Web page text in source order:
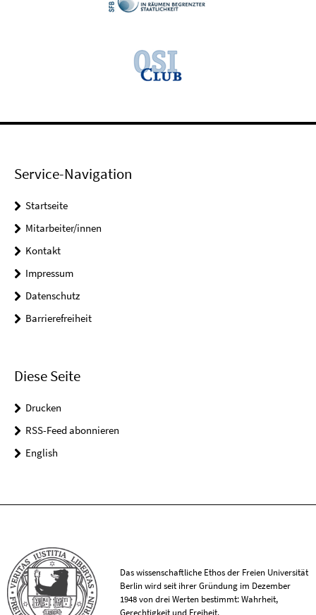
Service-Navigation
Startseite
Mitarbeiter/innen
Kontakt
Impressum
Datenschutz
Barrierefreiheit
Diese Seite
Drucken
RSS-Feed abonnieren
English
Das wissenschaftliche Ethos der Freien Universität
Berlin wird seit ihrer Gründung im Dezember
1948 von drei Werten bestimmt: Wahrheit,
Gerechtigkeit und Freiheit.